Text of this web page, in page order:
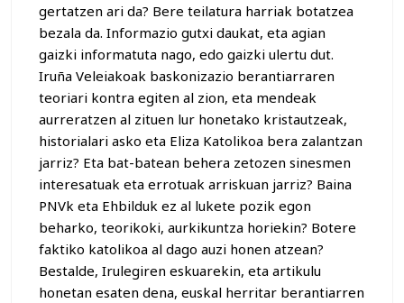
gertatzen ari da? Bere teilatura harriak botatzea
bezala da. Informazio gutxi daukat, eta agian
gaizki informatuta nago, edo gaizki ulertu dut.
Iruña Veleiakoak baskonizazio berantiarraren
teoriari kontra egiten al zion, eta mendeak
aurreratzen al zituen lur honetako kristautzeak,
historialari asko eta Eliza Katolikoa bera zalantzan
jarriz? Eta bat-batean behera zetozen sinesmen
interesatuak eta errotuak arriskuan jarriz? Baina
PNVk eta Ehbilduk ez al lukete pozik egon
beharko, teorikoki, aurkikuntza horiekin? Botere
faktiko katolikoa al dago auzi honen atzean?
Bestalde, Irulegiren eskuarekin, eta artikulu
honetan esaten dena, euskal herritar berantiarren